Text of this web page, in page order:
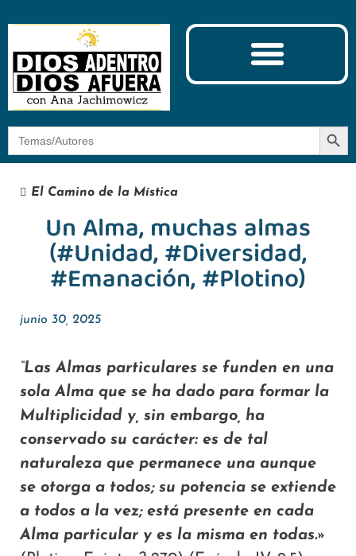
Botón
El Camino de la Mística
Un Alma, muchas almas
(#Unidad, #Diversidad,
#Emanación, #Plotino)
junio 30, 2025
“Las Almas particulares se funden en una
sola Alma que se ha dado para formar la
Multiplicidad y, sin embargo, ha
conservado su carácter: es de tal
naturaleza que permanece una aunque
se otorga a todos; su potencia se extiende
a todos a la vez; está presente en cada
Alma particular y es la misma en todas.»